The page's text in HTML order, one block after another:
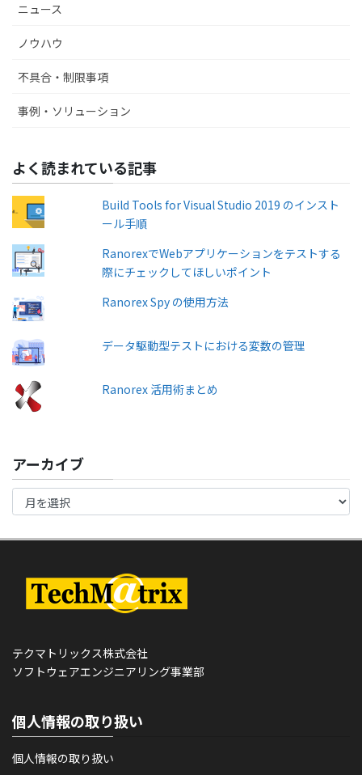
ニュース
ノウハウ
不具合・制限事項
事例・ソリューション
よく読まれている記事
Build Tools for Visual Studio 2019 のインスト
ール手順
RanorexでWebアプリケーションをテストする
際にチェックしてほしいポイント
Ranorex Spy の使用方法
データ駆動型テストにおける変数の管理
Ranorex 活用術まとめ
アーカイブ
テクマトリックス株式会社
ソフトウェアエンジニアリング事業部
個人情報の取り扱い
個人情報の取り扱い